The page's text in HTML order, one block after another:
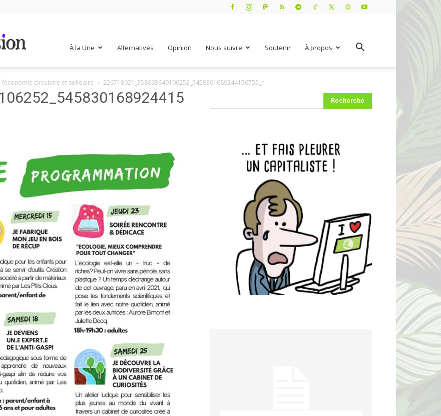
Mondialisation
À la Une Alternatives Opinion Nous suivre Soutenir À propos
circulaire et solidaire 226718021_358093649106252_5458301689244156755_n